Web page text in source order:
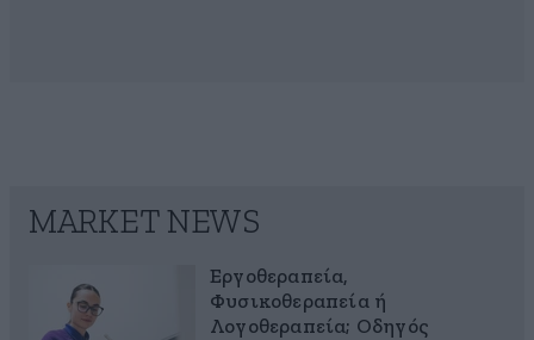
MARKET NEWS
Εργοθεραπεία,
Φυσικοθεραπεία ή
Λογοθεραπεία; Οδηγός